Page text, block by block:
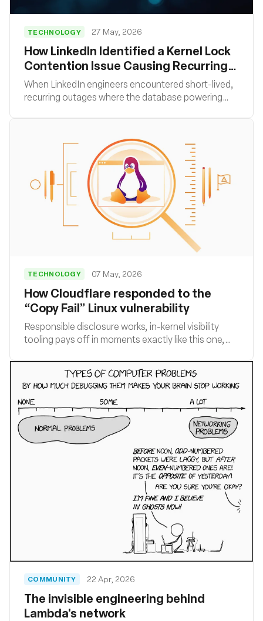
TECHNOLOGY 27 May, 2026
How LinkedIn Identified a Kernel Lock
Contention Issue Causing Recurring
System Freezes
When LinkedIn engineers encountered short-lived,
recurring outages where the database powering
to devise a novel approach to uncover the root
cause using off-CPU profiling with eBPF.
TECHNOLOGY 07 May, 2026
How Cloudflare responded to the
“Copy Fail” Linux vulnerability
Responsible disclosure works, in-kernel visibility
tooling pays off in moments exactly like this one,
primitives we have for runtime kernel mitigation.
COMMUNITY 22 Apr, 2026
The invisible engineering behind
Lambda's network